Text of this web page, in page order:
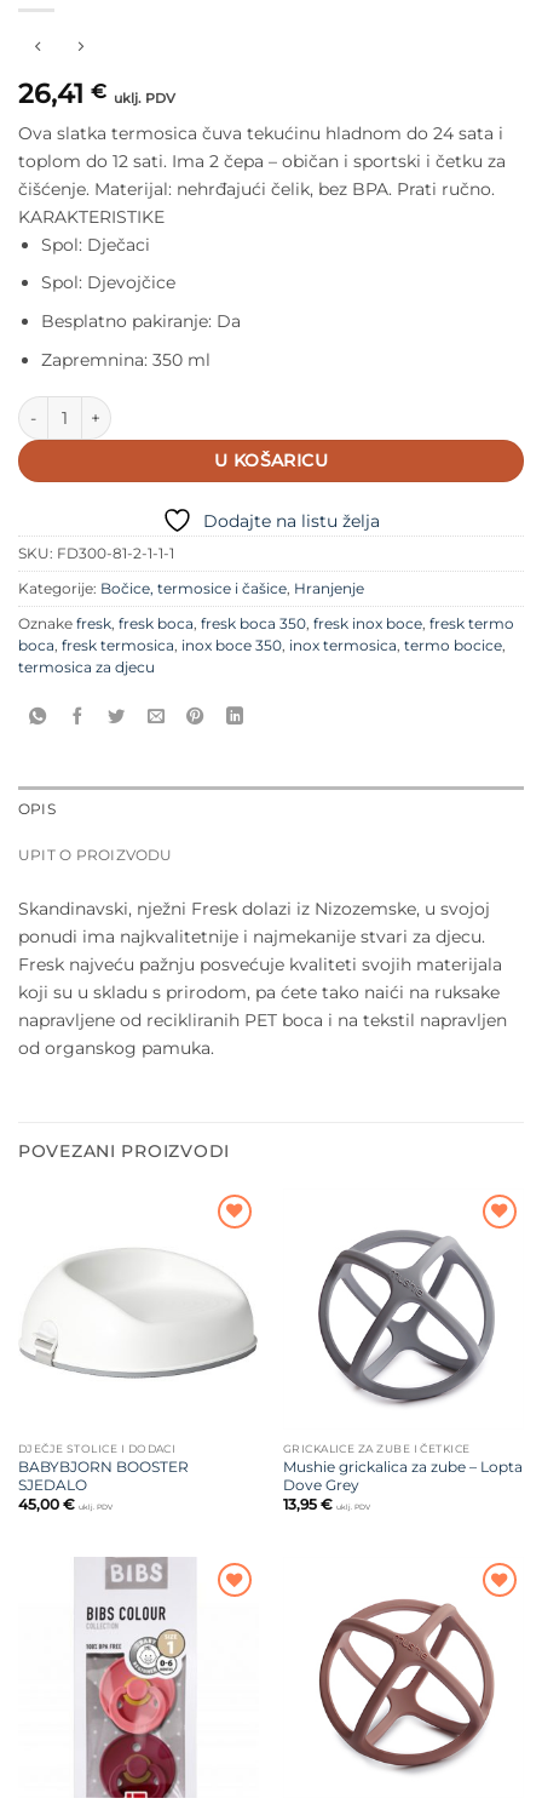
26,41 € uklj. PDV
Ova slatka termosica čuva tekućinu hladnom do 24 sata i
toplom do 12 sati. Ima 2 čepa – običan i sportski i četku za
čišćenje. Materijal: nehrđajući čelik, bez BPA. Prati ručno.
KARAKTERISTIKE
Spol: Dječaci
Spol: Djevojčice
Besplatno pakiranje: Da
Zapremnina: 350 ml
Fresk termos boca Bobice (350 ml) količina
U KOŠARICU
Dodajte na listu želja
SKU: FD300-81-2-1-1-1
Kategorije: Bočice, termosice i čašice, Hranjenje
Oznake fresk, fresk boca, fresk boca 350, fresk inox boce, fresk termo
boca, fresk termosica, inox boce 350, inox termosica, termo bocice,
termosica za djecu
OPIS
UPIT O PROIZVODU
Skandinavski, nježni Fresk dolazi iz Nizozemske, u svojoj
ponudi ima najkvalitetnije i najmekanije stvari za djecu.
Fresk najveću pažnju posvećuje kvaliteti svojih materijala
koji su u skladu s prirodom, pa ćete tako naići na ruksake
napravljene od recikliranih PET boca i na tekstil napravljen
od organskog pamuka.
POVEZANI PROIZVODI
na listu
želja
DJEČJE STOLICE I DODACI
BABYBJORN BOOSTER
SJEDALO
45,00 € uklj. PDV
na listu
želja
GRICKALICE ZA ZUBE I ČETKICE
Mushie grickalica za zube – Lopta
Dove Grey
13,95 € uklj. PDV
na listu
želja